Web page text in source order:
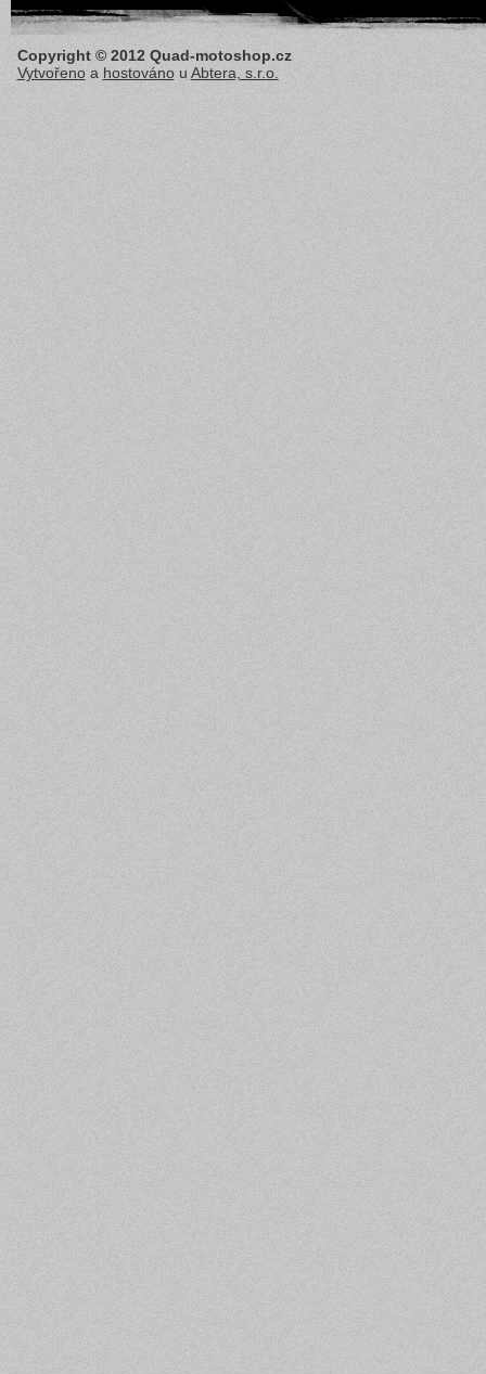
Copyright © 2012 Quad-motoshop.cz
Vytvořenoa hostovánou Abtera, s.r.o.